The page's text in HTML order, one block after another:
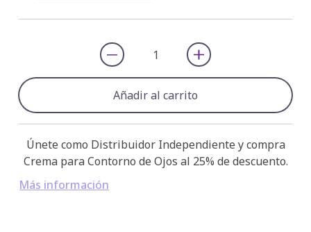
Añadir al carrito
Únete como Distribuidor Independiente y compra
Crema para Contorno de Ojos al 25% de descuento.
Más información